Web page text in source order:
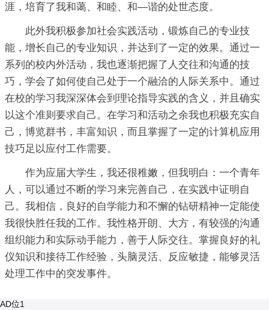
涯，培育了我和蔼、和睦、和—谐的处世态度。
此外我积极参加社会实践活动，锻炼自己的专业技
能，增长自己的专业知识，并达到了一定的效果。通过一
系列的校内外活动，我也逐渐把握了人交往和沟通的技
巧，学会了如何使自己处于一个融洽的人际关系中。通过
在校的学习我深深体会到理论指导实践的含义，并且确实
以这个准则要求自己。在学习和活动之余我也积极充实自
己，博览群书，丰富知识，而且掌握了一定的计算机应用
技巧足以应付工作需要。
作为应届大学生，我还很稚嫩，但我明白：一个青年
人，可以通过不断的学习来完善自己，在实践中证明自
己。我相信，良好的自学能力和不懈的钻研精神一定能使
我很快胜任我的工作。我性格开朗、大方，有较强的沟通
组织能力和实际动手能力，善于人际交往。掌握良好的礼
仪知识和接待工作经验，头脑灵活、反应敏捷，能够灵活
处理工作中的突发事件。
AD位1